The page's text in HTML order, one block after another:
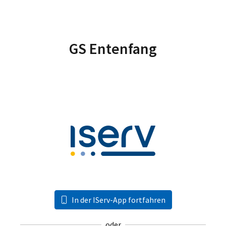
GS Entenfang
In der IServ-App fortfahren